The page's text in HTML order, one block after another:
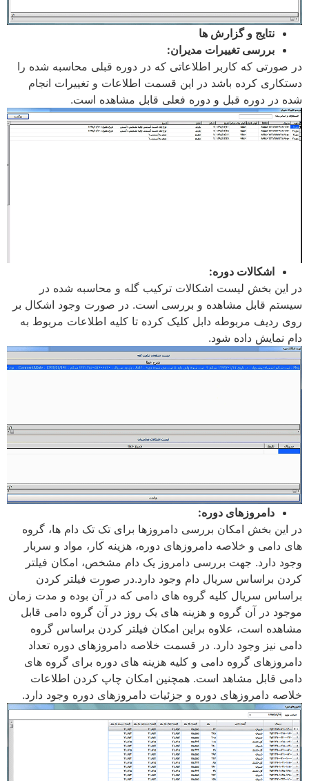
نتایج و گزارش ها
بررسی تغییرات مدیران:
در صورتی که کاربر اطلاعاتی که در دوره قبلی محاسبه شده را
دستکاری کرده باشد در این قسمت اطلاعات و تغییرات انجام
شده در دوره قبل و دوره فعلی قابل مشاهده است.
اشکالات دوره:
در این بخش لیست اشکالات ترکیب گله و محاسبه شده در
سیستم قابل مشاهده و بررسی است. در صورت وجود اشکال بر
روی ردیف مربوطه دابل کلیک کرده تا کلیه اطلاعات مربوط به
دام نمایش داده شود.
دامروزهای دوره:
در این بخش امکان بررسی دامروزها برای تک تک دام ها، گروه
های دامی و خلاصه دامروزهای دوره، هزینه کار، ‌مواد و سربار
وجود دارد. جهت بررسی دامروز یک دام مشخص، امکان فیلتر
کردن براساس سریال دام وجود دارد.در صورت فیلتر کردن
براساس سریال کلیه گروه های دامی که در آن بوده و مدت زمان
موجود در آن گروه و هزینه های یک روز در آن گروه دامی قابل
مشاهده است، علاوه براین امکان فیلتر کردن براساس گروه
دامی نیز وجود دارد. در قسمت خلاصه دامروزهای دوره تعداد
دامروزهای گروه دامی و کلیه هزینه های دوره برای گروه های
دامی قابل مشاهد است. همچنین امکان چاپ کردن اطلاعات
خلاصه دامروزهای دوره و جزئیات دامروزهای دوره وجود دارد.